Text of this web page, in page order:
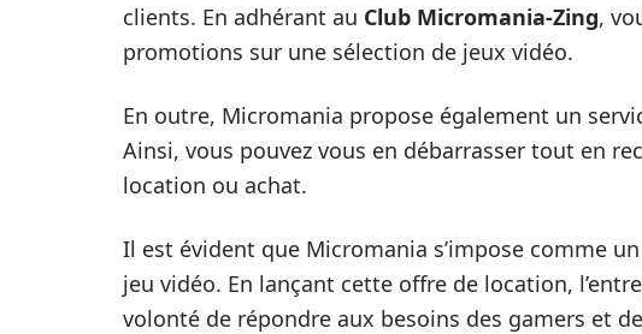
clients. En adhérant au Club Micromania-Zing,
promotions sur une sélection de jeux vidéo.
En outre, Micromania propose également un
Ainsi, vous pouvez vous en débarrasser tout en
location ou achat.
Il est évident que Micromania s’impose comme
jeu vidéo. En lançant cette offre de location,
volonté de répondre aux besoins des gamers et